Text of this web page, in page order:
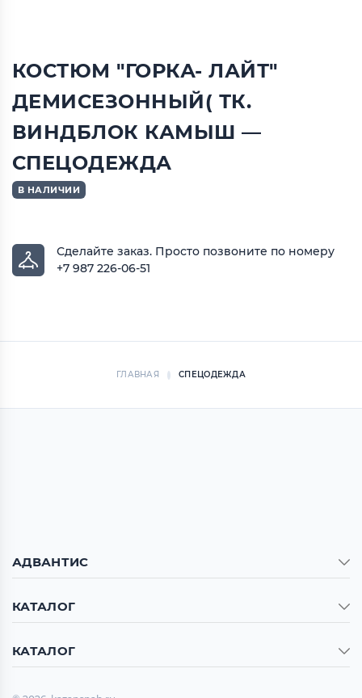
КОСТЮМ "ГОРКА- ЛАЙТ"
ДЕМИСЕЗОННЫЙ( ТК.
ВИНДБЛОК КАМЫШ —
СПЕЦОДЕЖДА
В НАЛИЧИИ
Сделайте заказ. Просто позвоните по номеру
+7 987 226-06-51
ГЛАВНАЯ СПЕЦОДЕЖДА
АДВАНТИС
КАТАЛОГ
КАТАЛОГ